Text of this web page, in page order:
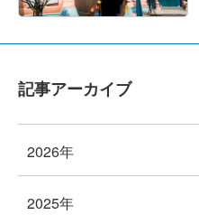
記事アーカイブ
2026年
2025年